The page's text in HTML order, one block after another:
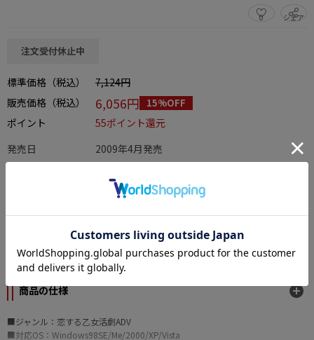
0 シェア
この商品をシェアする
注文受付休止中
標準価格（税込）
7,124円
販売価格（税込）
6,056円 15%OFF
ポイント
55ポイント還元
発売日
2009年4月発売
月々2,018円から。分割手数料無料
カテゴリー
SPICA
商品の仕様
■ジャンル：恋する乙女活劇ADV
■対応OS：Windows98SE/Me/2000/XP/Vista